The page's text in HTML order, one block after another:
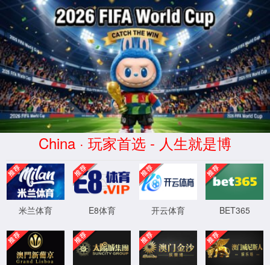
中国·3499cc拉斯维加斯(Macau)股
份有限公司-Official website
首页 产品中心 经典案例